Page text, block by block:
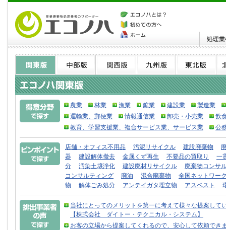
農業 林業 漁業 鉱業 建設業
製造業
運輸業、郵便業
情報通信業 卸売・小売業
飲
教育、学習支援業、複合サービス業、サービス業
公
店舗・オフィス不用品 汚泥リサイクル 建設廃棄物
器
建設解体撤去 金属くず再生 不要品の買取り
一
分
汚染土壌浄化 建設廃材リサイクル
廃棄物コンサ
コンサルティング
廃油 混合廃棄物
全国ネットワー
物
解体ごみ処分 アンテイガタ埋立物 アスベスト
当社にとってのメリットを第一に考えて様々な提案し
【株式会社 ダイトー・テクニカル・システム】
お客の立場から提案してくれるので、安心して依頼で